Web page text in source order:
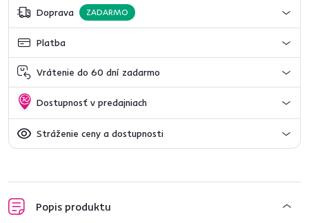
Doprava ZADARMO
Platba
Vrátenie do 60 dní zadarmo
Dostupnosť v predajniach
Stráženie ceny a dostupnosti
Popis produktu